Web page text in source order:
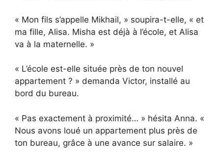
« Mon fils s’appelle Mikhail, » soupira-t-elle, « et
ma fille, Alisa. Misha est déjà à l’école, et Alisa
va à la maternelle. »
« L’école est-elle située près de ton nouvel
appartement ? » demanda Victor, installé au
bord du bureau.
« Pas exactement à proximité… » hésita Anna. «
Nous avons loué un appartement plus près de
ton bureau, grâce à une avance sur salaire. »